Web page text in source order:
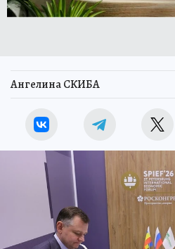
Ангелина СКИБА